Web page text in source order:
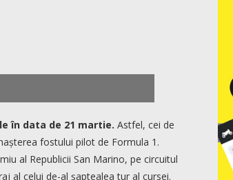
în data de 21 martie. Astfel, cei de
fostului pilot de Formula 1.
al Republicii San Marino, pe circuitul
al celui de-al șaptealea tur al cursei.